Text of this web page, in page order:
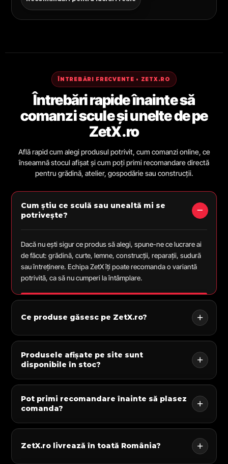
ÎNTREBĂRI FRECVENTE • ZETX.RO
Întrebări rapide înainte să
comanzi scule și unelte de pe
ZetX.ro
Află rapid cum alegi produsul potrivit, cum comanzi online, ce
înseamnă stocul afișat și cum poți primi recomandare directă
pentru grădină, atelier, gospodărie sau construcții.
Cum știu ce sculă sau unealtă mi se
potrivește?
Dacă nu ești sigur ce produs să alegi, spune-ne ce lucrare ai
de făcut: grădină, curte, lemne, construcții, reparații, sudură
sau întreținere. Echipa ZetX îți poate recomanda o variantă
potrivită, ca să nu cumperi la întâmplare.
Ce produse găsesc pe ZetX.ro?
Produsele afișate pe site sunt
disponibile în stoc?
Pot primi recomandare înainte să plasez
comanda?
ZetX.ro livrează în toată România?